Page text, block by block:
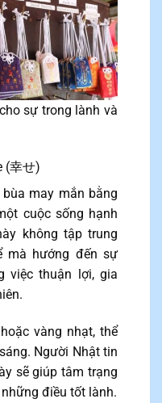
sự trong lành và
(幸せ)
may mắn bằng
cuộc sống hạnh
không tập trung
mà hướng đến sự
việc thuận lợi, gia
vàng nhạt, thể
Người Nhật tin
sẽ giúp tâm trạng
điều tốt lành.